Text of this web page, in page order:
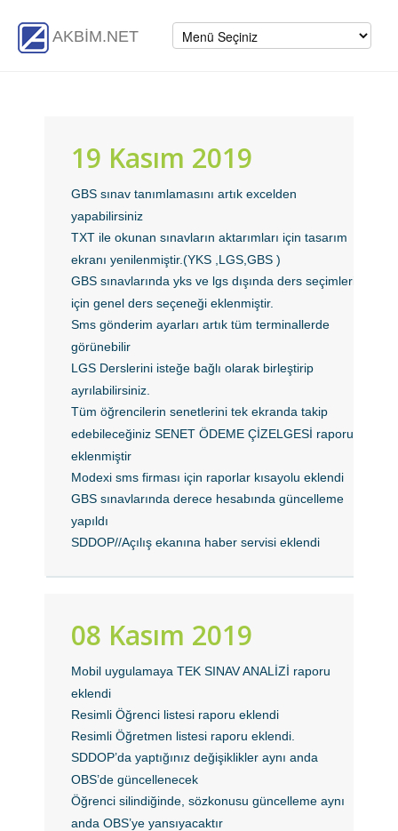
AKBİM.NET
19 Kasım 2019
GBS sınav tanımlamasını artık excelden
yapabilirsiniz
TXT ile okunan sınavların aktarımları için tasarım
ekranı yenilenmiştir.(YKS ,LGS,GBS )
GBS sınavlarında yks ve lgs dışında ders seçimleri
için genel ders seçeneği eklenmiştir.
Sms gönderim ayarları artık tüm terminallerde
görünebilir
LGS Derslerini isteğe bağlı olarak birleştirip
ayrılabilirsiniz.
Tüm öğrencilerin senetlerini tek ekranda takip
edebileceğiniz SENET ÖDEME ÇİZELGESİ raporu
eklenmiştir
Modexi sms firması için raporlar kısayolu eklendi
GBS sınavlarında derece hesabında güncelleme
yapıldı
SDDOP//Açılış ekanına haber servisi eklendi
08 Kasım 2019
Mobil uygulamaya TEK SINAV ANALİZİ raporu
eklendi
Resimli Öğrenci listesi raporu eklendi
Resimli Öğretmen listesi raporu eklendi.
SDDOP’da yaptığınız değişiklikler aynı anda
OBS’de güncellenecek
Öğrenci silindiğinde, sözkonusu güncelleme aynı
anda OBS’ye yansıyacaktır